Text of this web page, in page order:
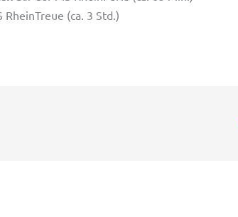
(ca. 3 Std.)